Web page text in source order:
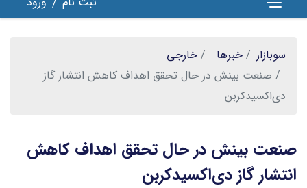
Toggle navigation
/
سوبازار خبر‌ها
خارجی
صنعت بینش در حال تحقق اهداف کاهش انتشار گاز
دی‌اکسیدکربن
صنعت بینش در حال تحقق اهداف کاهش
انتشار گاز دی‌اکسیدکربن